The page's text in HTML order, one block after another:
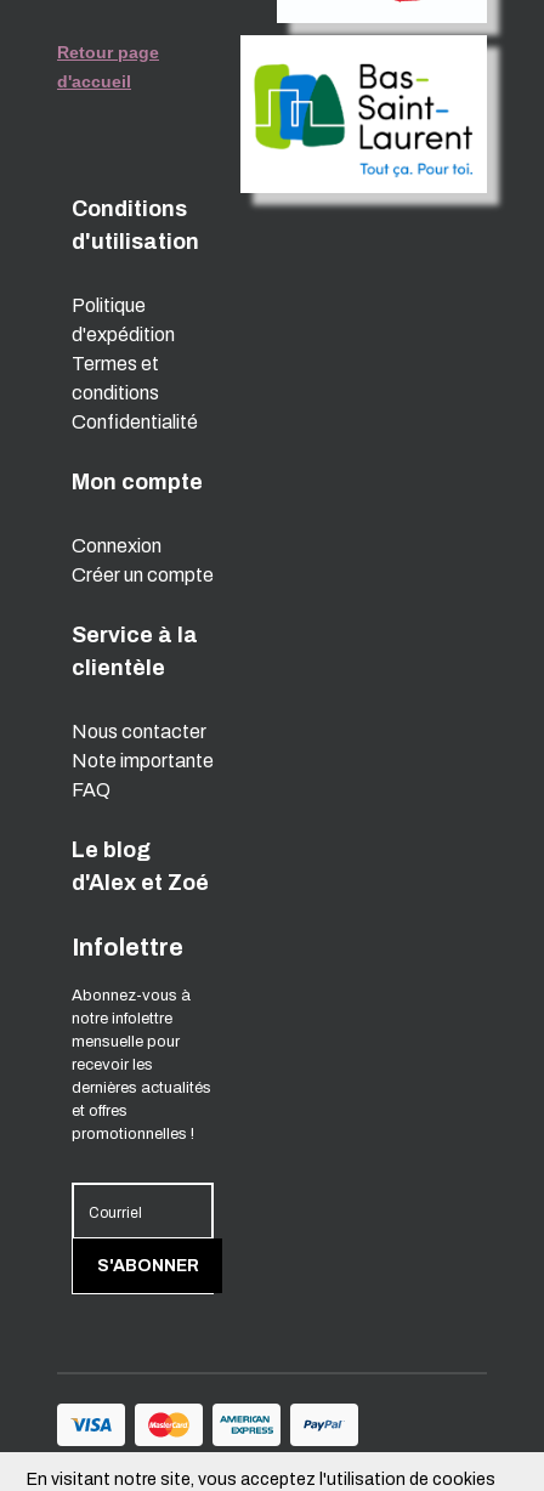
Retour page
d'accueil
Conditions
d'utilisation
Politique
d'expédition
Termes et
conditions
Confidentialité
Mon compte
Connexion
Créer un compte
Service à la
clientèle
Nous contacter
Note importante
FAQ
Le blog
d'Alex et Zoé
Infolettre
Abonnez-vous à
notre infolettre
mensuelle pour
recevoir les
dernières actualités
et offres
promotionnelles !
Courriel
S'ABONNER
En visitant notre site, vous acceptez l'utilisation de cookies